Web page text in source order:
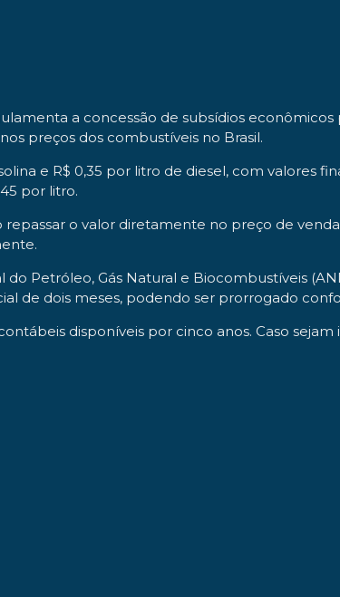
a concessão de subsídios
preços dos combustíveis no Brasil.
e R$ 0,35 por litro de diesel, com valores
por litro.
o valor diretamente no preço de
Petróleo, Gás Natural e Biocombustíveis
de dois meses, podendo ser prorrogado
disponíveis por cinco anos. Caso